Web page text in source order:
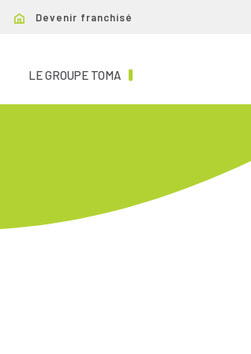
Devenir franchisé
LE GROUPE TOMA (CURRENT)